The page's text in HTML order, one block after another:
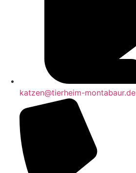
katzen@tierheim-montabaur.de